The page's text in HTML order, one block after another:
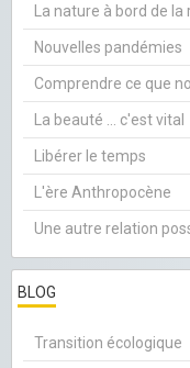
La nature à bord de la
Nouvelles pandémies
Comprendre ce que
La beauté ... c'est vital
Libérer le temps
L'ère Anthropocène
Une autre relation
BLOG
Transition écologique